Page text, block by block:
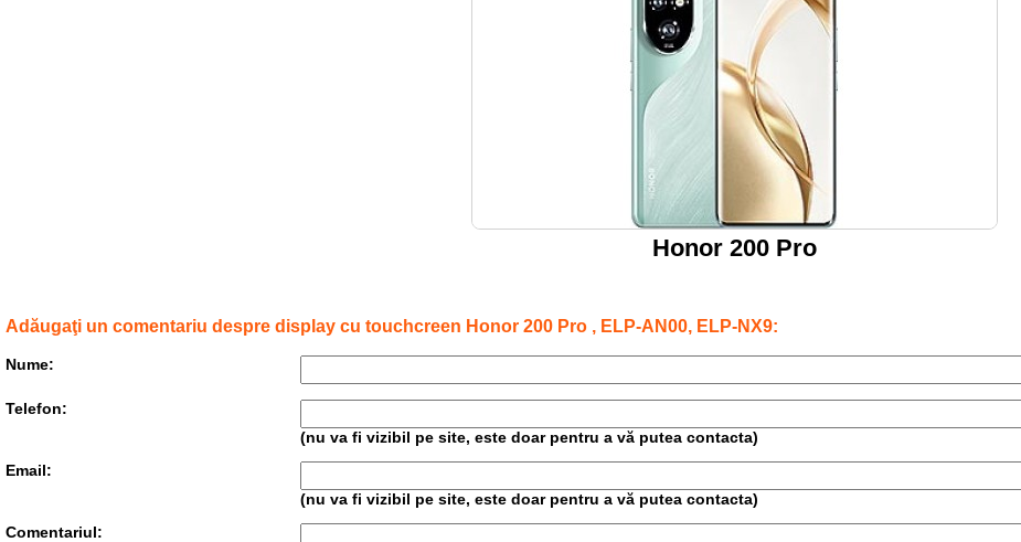
Honor 200 Pro
Adăugaţi un comentariu despre display cu touchcreen Honor 200 Pro , ELP-AN00, ELP-NX9:
Nume:
Telefon:
(nu va fi vizibil pe site, este doar pentru a vă putea contacta)
Email:
(nu va fi vizibil pe site, este doar pentru a vă putea contacta)
Comentariul: